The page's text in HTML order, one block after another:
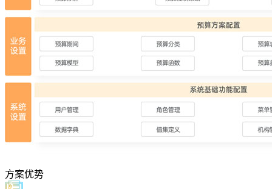
方案优势